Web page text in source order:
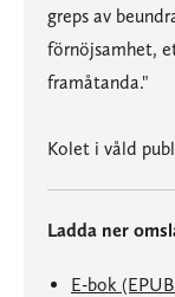
greps av
förnöjsamhet,
framåtanda."
Kolet i våld
Ladda ner
E-bok